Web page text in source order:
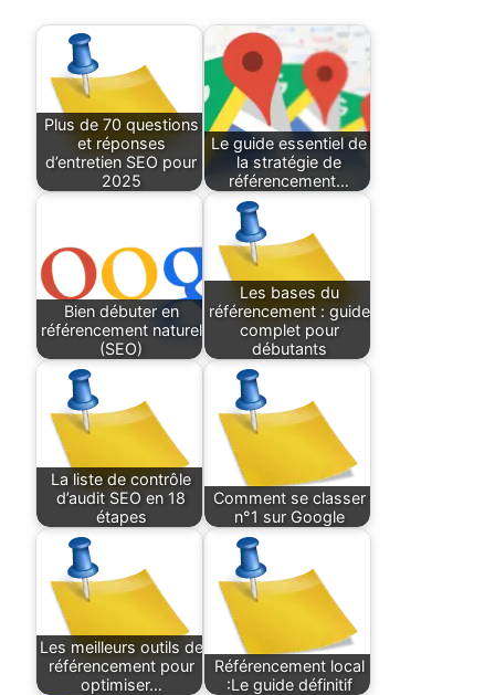
Plus de 70 questions
et réponses
d’entretien SEO pour
2025
Le guide essentiel de
la stratégie de
référencement…
Bien débuter en
référencement naturel
(SEO)
Les bases du
référencement : guide
complet pour
débutants
La liste de contrôle
d’audit SEO en 18
étapes
Comment se classer
n°1 sur Google
Les meilleurs outils de
référencement pour
optimiser…
Référencement local
:Le guide définitif